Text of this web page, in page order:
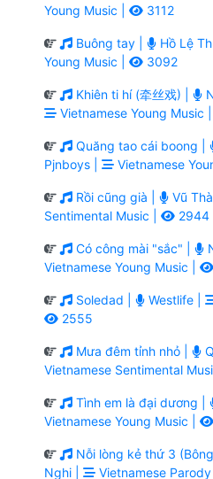
Young Music |
3112
Buông tay | Hồ Lệ
Young Music |
3092
Khiên ti hí (牵丝戏) |
Vietnamese Young Music |
Quăng tao cái boong |
Pjnboys |
Vietnamese
Rồi cũng già | Vũ
Sentimental Music |
2944
Có công mài "sắc" |
Vietnamese Young Music |
Soledad | Westlife |
2555
Mưa đêm tỉnh nhỏ |
Vietnamese Sentimental
Tình em là đại dương |
Vietnamese Young Music |
Nỗi lòng kẻ thứ 3
Nghi |
Vietnamese Parody